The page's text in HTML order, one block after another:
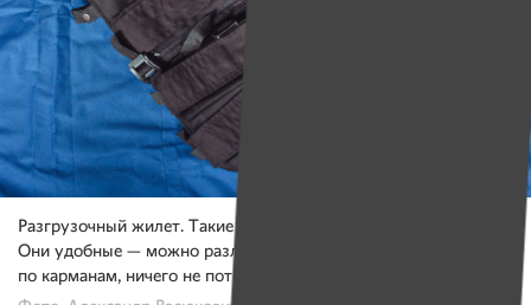
Разгрузочный жилет. Такие жилеты носят старшие группы.
Они удобные — можно разложить все оборудование
по карманам, ничего не потеряется, все под рукой.